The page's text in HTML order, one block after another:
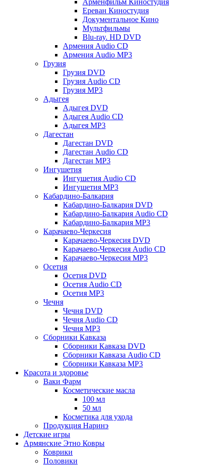
Арменфильм Киностудия
Ереван Киностудия
Документальное Кино
Мультфильмы
Blu-ray. HD DVD
Армения Audio CD
Армения Audio MP3
Грузия
Грузия DVD
Грузия Audio CD
Грузия MP3
Адыгея
Адыгея DVD
Адыгея Audio CD
Адыгея MP3
Дагестан
Дагестан DVD
Дагестан Audio CD
Дагестан MP3
Ингушетия
Ингушетия Audio CD
Ингушетия MP3
Кабардино-Балкария
Кабардино-Балкария DVD
Кабардино-Балкария Audio CD
Кабардино-Балкария MP3
Карачаево-Черкесия
Карачаево-Черкесия DVD
Карачаево-Черкесия Audio CD
Карачаево-Черкесия MP3
Осетия
Осетия DVD
Осетия Audio CD
Осетия MP3
Чечня
Чечня DVD
Чечня Audio CD
Чечня MP3
Сборники Кавказа
Сборники Кавказа DVD
Сборники Кавказа Audio CD
Сборники Кавказа MP3
Красота и здоровье
Ваки Фарм
Косметические масла
100 мл
50 мл
Косметика для ухода
Продукция Наринэ
Детские игры
Армянские Этно Ковры
Коврики
Половики